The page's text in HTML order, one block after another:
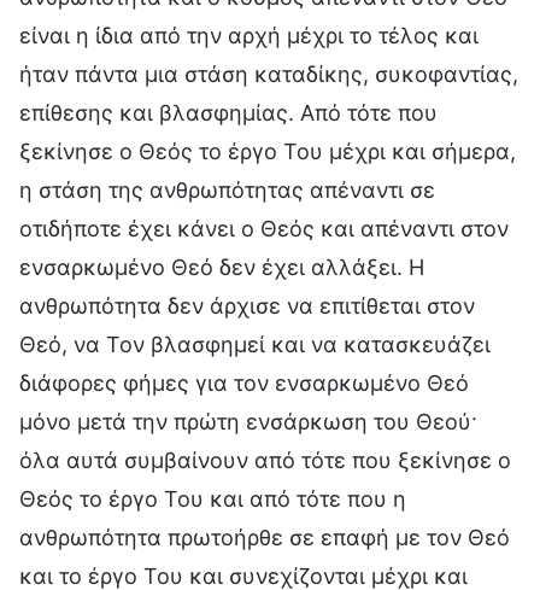
είναι η ίδια από την αρχή μέχρι το τέλος και
ήταν πάντα μια στάση καταδίκης, συκοφαντίας,
επίθεσης και βλασφημίας. Από τότε που
ξεκίνησε ο Θεός το έργο Του μέχρι και σήμερα,
η στάση της ανθρωπότητας απέναντι σε
οτιδήποτε έχει κάνει ο Θεός και απέναντι στον
ενσαρκωμένο Θεό δεν έχει αλλάξει. Η
ανθρωπότητα δεν άρχισε να επιτίθεται στον
Θεό, να Τον βλασφημεί και να κατασκευάζει
διάφορες φήμες για τον ενσαρκωμένο Θεό
μόνο μετά την πρώτη ενσάρκωση του Θεού·
όλα αυτά συμβαίνουν από τότε που ξεκίνησε ο
Θεός το έργο Του και από τότε που η
ανθρωπότητα πρωτοήρθε σε επαφή με τον Θεό
και το έργο Του και συνεχίζονται μέχρι και